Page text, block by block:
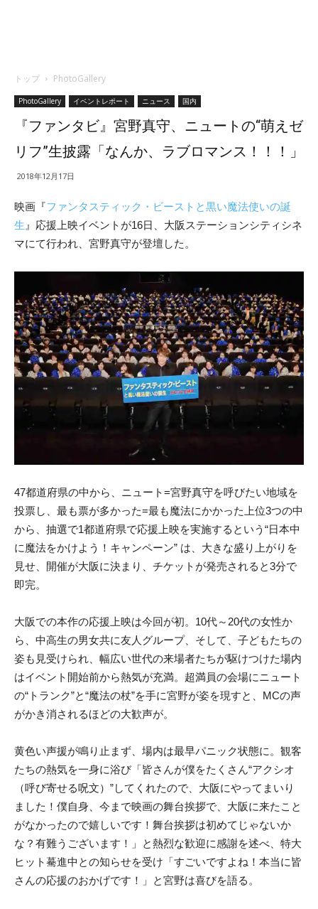
トップ PhotoGallery
PhotoGallery イベントレポート ニュース 国内
『ファンタビ』宮野真守、ニュートの“萌えゼ
リフ”生披露「なんか、ラブロマンス！！！」
2018年12月17日
映画『ファンタスティック・ビーストと黒い魔法使いの誕
生 』応援上映イベントが16日、大阪ステーションシティシネ
マにて行われ、宮野真守が登壇した。
47都道府県の中から、ニュート=宮野真守を呼びたい地域を
投票し、最も票が多かった=最も魔法にかかった上位3つの中
から、抽選で1都道府県で応援上映を実施するという“日本中
に魔法をかけよう！キャンペーン” は、大きな盛り上がりを
見せ、開催が大阪に決まり、チケットが発売されると3分で
即完。
大阪での本作の応援上映は今回が初。10代～20代の女性か
ら、中高生の男女共に友人グループ、そして、子どもたちの
姿も見受けられ、幅広い世代の来場者たちが駆けつけた場内
はイベント開始前から熱気が充満。超満員の会場にニュート
の“トランク”と“魔法の杖”を手に宮野が姿を現すと、MCの声
がかき消されるほどの大歓声が。
黄色い声援が鳴り止まず、場内は最早パニック状態に。観客
たちの熱気を一身に浴び「皆さんが僕をたくさん“アクシオ
（呼び寄せる呪文）”してくれたので、大阪にやってまいり
ました！僕自身、今まで映画の舞台挨拶で、大阪に来たこと
がなかったので嬉しいです！舞台挨拶は初めてじゃないか
な？有難うございます！」と熱烈な歓迎に感謝を述べ、特大
ヒット驀進中との知らせを受け「すごいですよね！本当に皆
さんの応援のおかげです！」と宮野は喜びを語る。